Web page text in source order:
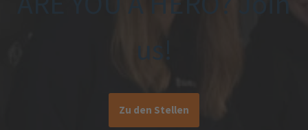
Zu den Stellen